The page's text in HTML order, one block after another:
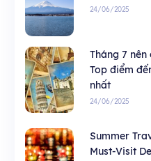
24/06/2025
Tháng 7
Top điểm
nhất
24/06/2025
Summer
Must-Visit